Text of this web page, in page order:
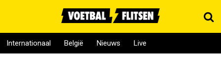
Internationaal België Nieuws Live